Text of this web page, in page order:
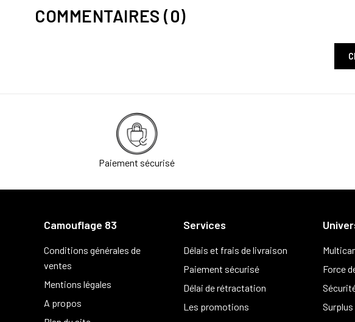
COMMENTAIRES (0)
Paiement sécurisé
Camouflage 83
Conditions générales de
ventes
Mentions légales
A propos
Services
Délais et frais de livraison
Paiement sécurisé
Délai de rétractation
Les promotions
Force